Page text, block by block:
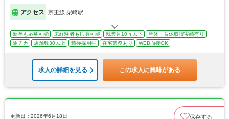
アクセス 京王線 柴崎駅
新卒も応募可能 未経験者も応募可能 残業月10ｈ以下
産休・育休取得実績有り
駅チカ
店舗数30以上 積極採用中 在宅業務あり WEB面接OK
求人の詳細を見る この求人に興味がある
更新日：2026年6月18日 保存する